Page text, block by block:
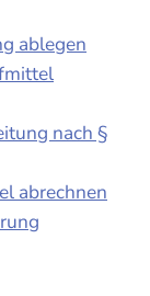
ablegen
nach §
abrechnen